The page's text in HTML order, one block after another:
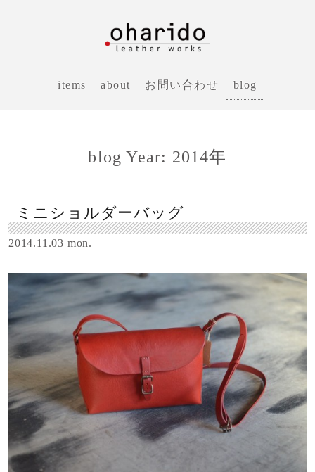
items about お問い合わせ blog
blog Year: 2014年
ミニショルダーバッグ
2014.11.03 mon.